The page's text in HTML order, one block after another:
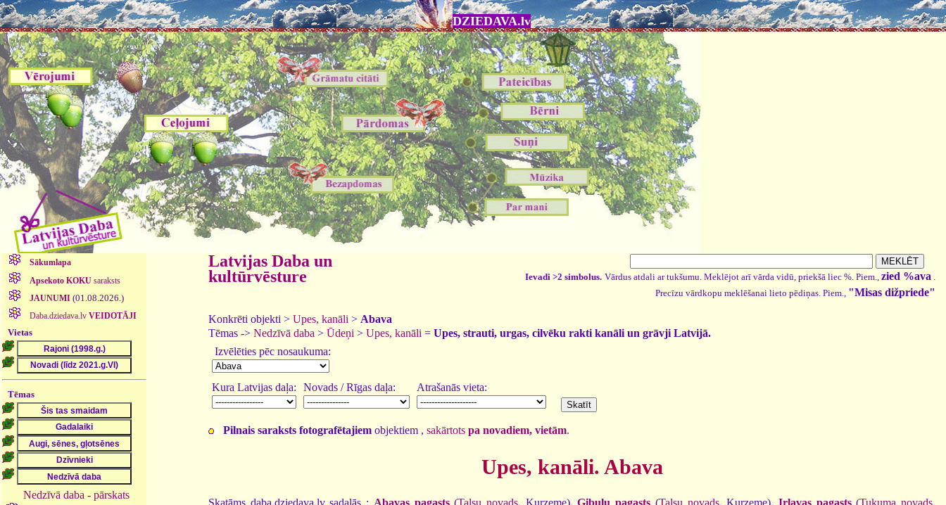
DZIEDAVA.lv
Sākumlapa
Apsekoto KOKUsaraksts
JAUNUMI (01.08.2026.)
Daba.dziedava.lv VEIDOTĀJI
Vietas
Tēmas
Nedzīvā daba - pārskats
Latvijas Daba un
kultūrvēsture
Ievadi >2 simbolus. Vārdus atdali ar tukšumu. Meklējot arī vārda vidū, priekšā liec %. Piem., zied %ava .
Precīzu vārdkopu meklēšanai lieto pēdiņas. Piem., "Misas dižpriede"
Konkrēti objekti > Upes, kanāli > Abava
Tēmas -> Nedzīvā daba > Ūdeņi > Upes, kanāli = Upes, strauti, urgas, cilvēku rakti kanāli un grāvji Latvijā.
Izvēlēties pēc nosaukuma:
Kura Latvijas daļa: Novads / Rīgas daļa: Atrašanās vieta:
Pilnais saraksts fotografētajiem objektiem , sakārtots pa novadiem, vietām.
Upes, kanāli. Abava
Skatāms daba.dziedava.lv sadaļās : Abavas pagasts(Talsu novads, Kurzeme),Ģibuļu pagasts (Talsu novads, Kurzeme), Irlavas pagasts(Tukuma novads,